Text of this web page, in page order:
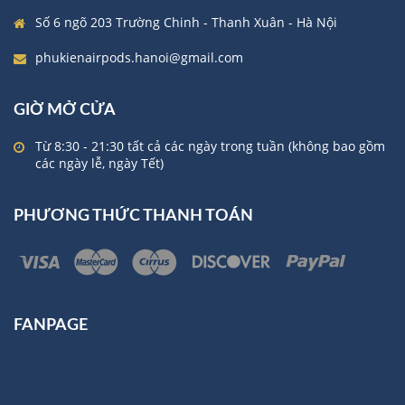
Số 6 ngõ 203 Trường Chinh - Thanh Xuân - Hà Nội
phukienairpods.hanoi@gmail.com
GIỜ MỞ CỬA
Từ 8:30 - 21:30 tất cả các ngày trong tuần (không bao gồm
các ngày lễ, ngày Tết)
PHƯƠNG THỨC THANH TOÁN
FANPAGE